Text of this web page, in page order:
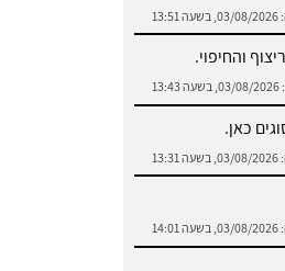
03/08/2026, בשעה 13:51
והחיפוי.
03/08/2026, בשעה 13:43
כאן.
03/08/2026, בשעה 13:31
03/08/2026, בשעה 14:01